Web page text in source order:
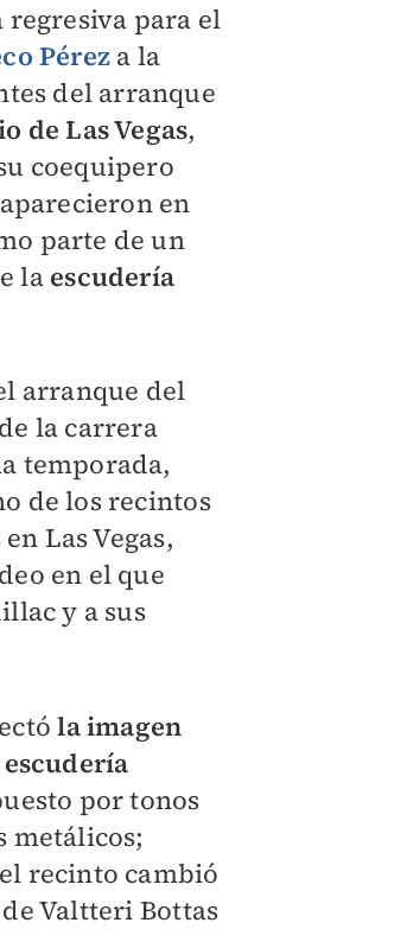
regresiva para el
Péreza la
del arranque
de Las Vegas,
coequipero
en
parte de un
la escudería
arranque del
la carrera
temporada,
de los recintos
Las Vegas,
en el que
y a sus
la imagen
por tonos
metálicos;
recinto cambió
Valtteri Bottas